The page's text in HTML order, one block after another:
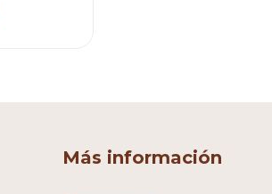
Más información